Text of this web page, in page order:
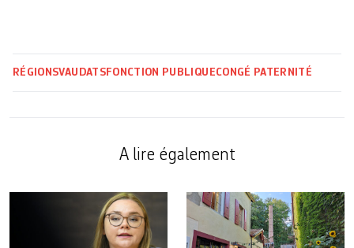
RÉGIONSVAUDATSFONCTION PUBLIQUECONGÉ PATERNITÉ
A lire également